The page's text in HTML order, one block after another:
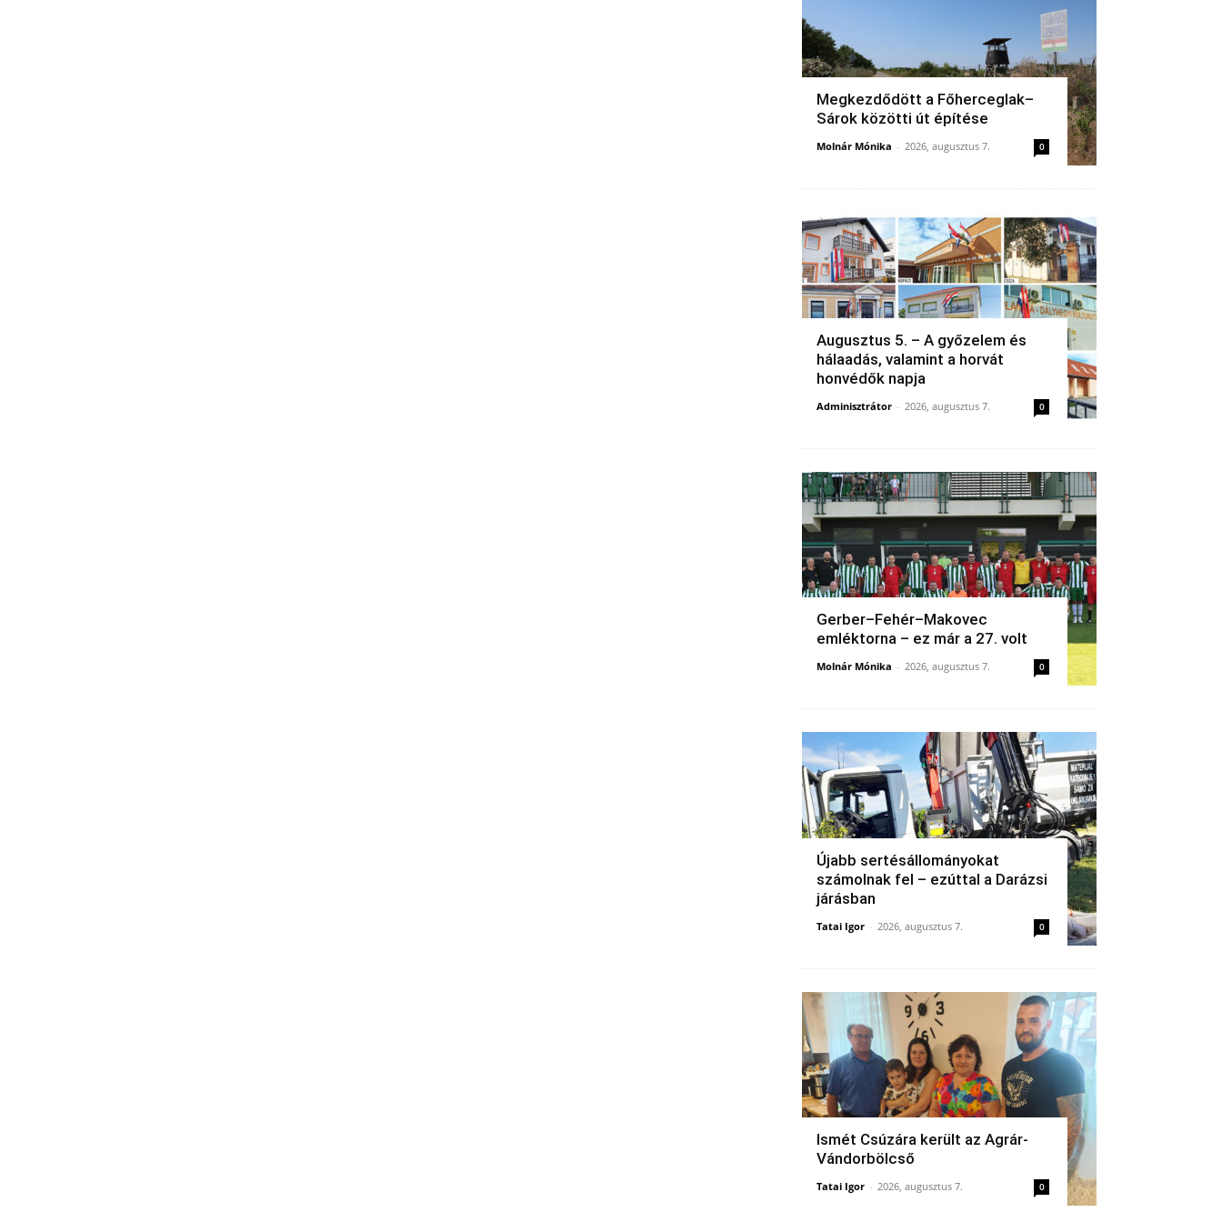
Megkezdődött a Főherceglak–
Sárok közötti út építése
Molnár Mónika - 2026, augusztus 7. 0
Augusztus 5. – A győzelem és
hálaadás, valamint a horvát
honvédők napja
Adminisztrátor - 2026, augusztus 7. 0
Gerber–Fehér–Makovec
emléktorna – ez már a 27. volt
Molnár Mónika - 2026, augusztus 7. 0
Újabb sertésállományokat
számolnak fel – ezúttal a Darázsi
járásban
Tatai Igor - 2026, augusztus 7. 0
Ismét Csúzára került az Agrár-
Vándorbölcső
Tatai Igor - 2026, augusztus 7. 0